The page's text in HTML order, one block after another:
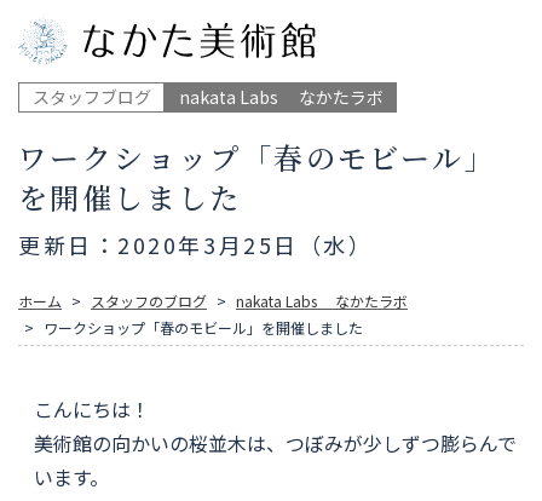
スタッフブログ nakata Labs なかたラボ
ワークショップ「春のモビール」
を開催しました
更新日：2020年3月25日（水）
ホーム スタッフのブログ
nakata Labs なかたラボ
ワークショップ「春のモビール」を開催しました
こんにちは！
美術館の向かいの桜並木は、つぼみが少しずつ膨らんで
います。